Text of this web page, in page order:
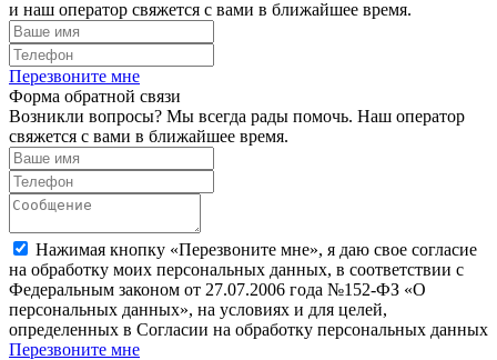
и наш оператор свяжется с вами в ближайшее время.
Перезвоните мне
Форма обратной связи
Возникли вопросы? Мы всегда рады помочь. Наш оператор
свяжется с вами в ближайшее время.
Нажимая кнопку «Перезвоните мне», я даю свое согласие
на обработку моих персональных данных, в соответствии с
Федеральным законом от 27.07.2006 года №152-ФЗ «О
персональных данных», на условиях и для целей,
определенных в Согласии на обработку персональных данных
Перезвоните мне